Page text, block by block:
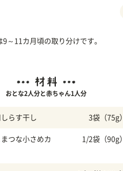
～11カ月頃の取り分けです。
おとな2人分と赤ちゃん1人分
らす干し 3袋（75g）
つな小さめカ
1/2袋（90g）